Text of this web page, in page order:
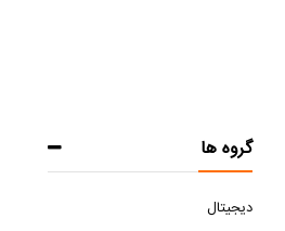
گروه ها
دیجیتال